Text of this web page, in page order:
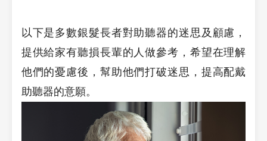
以下是多數銀髮長者對助聽器的迷思及顧慮，
提供給家有聽損長輩的人做參考，希望在理解
他們的憂慮後，幫助他們打破迷思，提高配戴
助聽器的意願。